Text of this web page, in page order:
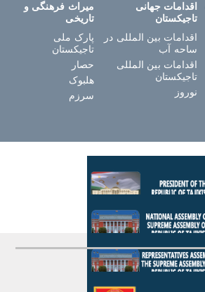
اقدامات جهانی
تاجیکستان
اقدامات بین المللی در
ساحه آب
اقدامات بین المللی
تاجیکستان
نوروز
میراث فرهنگی و
تاریخی
پارک ملی
تاجیکستان
حصار
هلبوک
سرزم